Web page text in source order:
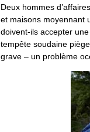
Deux hommes
et maisons moyennant
doivent-ils accepter
tempête soudaine
grave – un problème